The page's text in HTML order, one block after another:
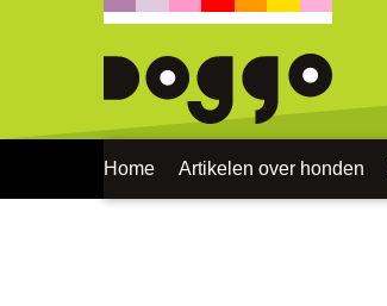
Home Artikelen over honden